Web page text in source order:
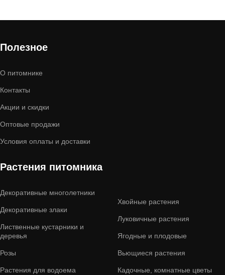
Полезное
О питомнике
Контакты
Акции и скидки
Оптовые продажи
Условия оплаты и доставки
Растения питомника
Декоративные многолетники
Декоративные злаки
Лиственные кустарники и
деревья
Розы
Растения для водоема
Хвойные растения
Луковичные растения
Ягодные и плодовые
Вьющиеся растения
Кадочные, комнатные цветы